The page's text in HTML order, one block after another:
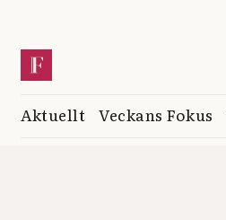
Aktuellt Veckans Fokus